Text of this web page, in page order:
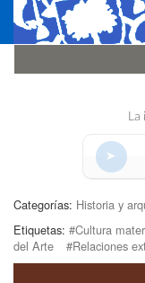
La
Categorías: Historia y
Etiquetas: #Cultura
del Arte
#Relaciones